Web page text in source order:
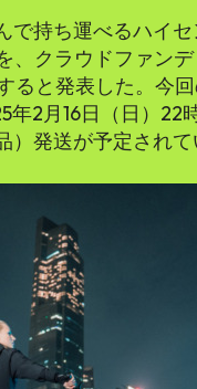
で持ち運べるハイ
、クラウドファン
ると発表した。今
年2月16日（日）
発送が予定されて